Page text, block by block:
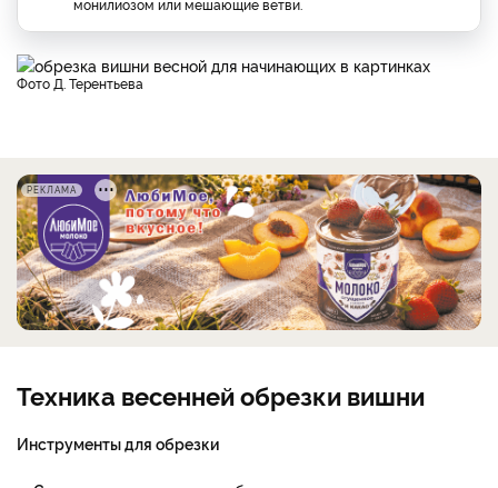
монилиозом или мешающие ветви.
фото Д. Терентьева
РЕКЛАМА
Техника весенней обрезки вишни
Инструменты для обрезки